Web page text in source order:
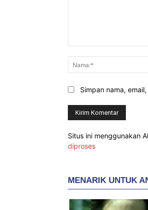
Simpan nama,
Situs ini menggunakan
diproses